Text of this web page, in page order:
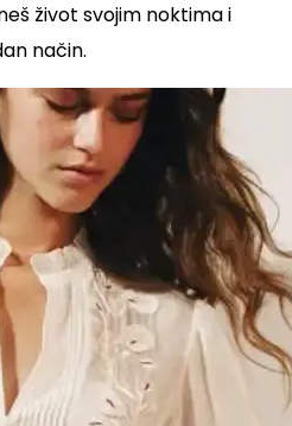
život svojim noktima i
način.